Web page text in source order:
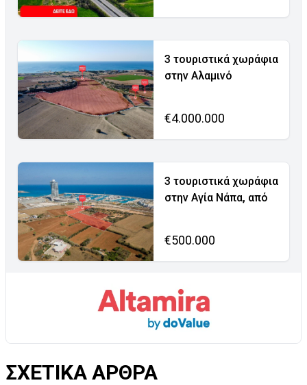
3 τουριστικά χωράφια
στην Αλαμινό
€4.000.000
3 τουριστικά χωράφια
στην Αγία Νάπα, από
€500.000
ΣΧΕΤΙΚΑ ΑΡΘΡΑ